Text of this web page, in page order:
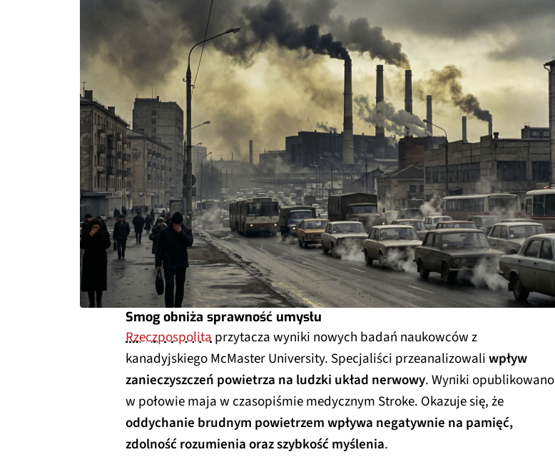
Smog obniża sprawność umysłu
Rzeczpospolitaprzytacza wyniki nowych badań naukowców z
kanadyjskiego McMaster University. Specjaliści przeanalizowaliwpływ
zanieczyszczeń powietrza na ludzki układ nerwowy. Wyniki opublikowano
w połowie maja w czasopiśmie medycznym Stroke. Okazuje się, że
oddychanie brudnym powietrzem wpływa negatywnie na pamięć,
zdolność rozumienia oraz szybkość myślenia.